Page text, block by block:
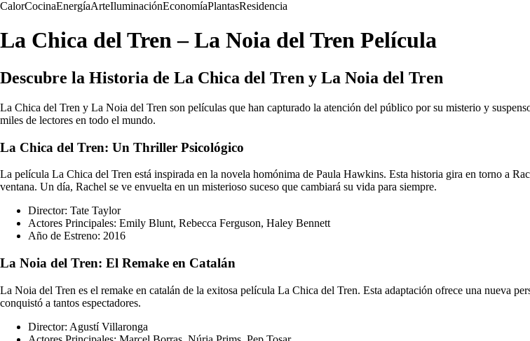
CalorCocinaEnergíaArteIluminaciónEconomíaPlantasResidencia
La Chica del Tren – La Noia del Tren Película
Descubre la Historia de La Chica del Tren y La Noia del Tren
La Chica del Tren y La Noia del Tren son películas que han capturado la atención del público por su misterio y
miles de lectores en todo el mundo.
La Chica del Tren: Un Thriller Psicológico
La película La Chica del Tren está inspirada en la novela homónima de Paula Hawkins. Esta historia gira en torno a
ventana. Un día, Rachel se ve envuelta en un misterioso suceso que cambiará su vida para siempre.
Director: Tate Taylor
Actores Principales: Emily Blunt, Rebecca Ferguson, Haley Bennett
Año de Estreno: 2016
La Noia del Tren: El Remake en Catalán
La Noia del Tren es el remake en catalán de la exitosa película La Chica del Tren. Esta adaptación ofrece una nueva
conquistó a tantos espectadores.
Director: Agustí Villaronga